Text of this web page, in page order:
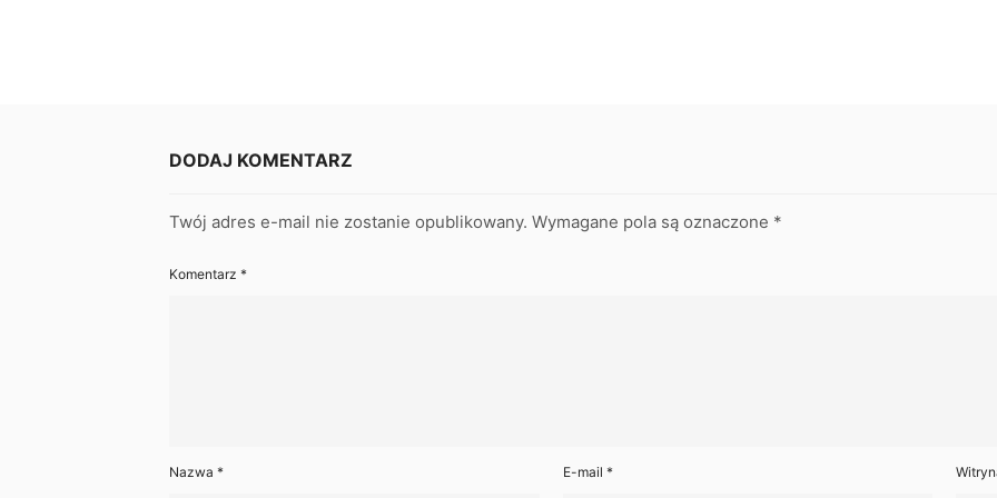
DODAJ KOMENTARZ
Twój adres e-mail nie zostanie opublikowany. Wymagane pola są oznaczone *
Komentarz *
Nazwa * E-mail *